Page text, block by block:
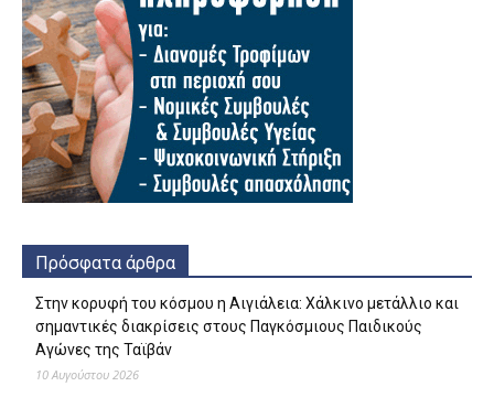
Πρόσφατα άρθρα
Στην κορυφή του κόσμου η Αιγιάλεια: Χάλκινο μετάλλιο και
σημαντικές διακρίσεις στους Παγκόσμιους Παιδικούς
Αγώνες της Ταϊβάν
10 Αυγούστου 2026